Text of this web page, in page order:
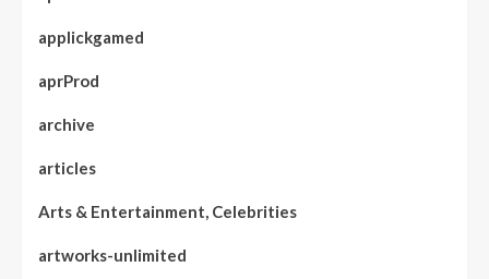
applickgamed
aprProd
archive
articles
Arts & Entertainment, Celebrities
artworks-unlimited